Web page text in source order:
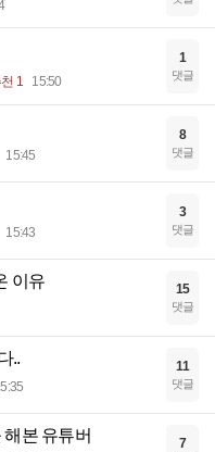
1 15:50
1
댓글
15:45
8
댓글
15:43
3
댓글
이유 15
댓글
.. 11
댓글
해본 유튜버 7